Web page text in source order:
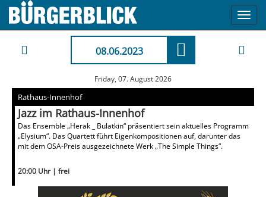
08.06.2023
Friday, 07. August 2026
Rathaus-Innenhof
Jazz im Rathaus-Innenhof
Das Ensemble „Herak _ Bulatkin“ präsentiert sein aktuelles Programm
„Elysium“. Das Quartett führt Eigenkompositionen auf, darunter das
mit dem OSA-Preis ausgezeichnete Werk „The Simple Things“.
20:00 Uhr | frei